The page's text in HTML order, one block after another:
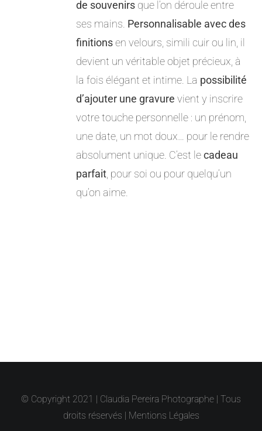
de souvenirs que l’on déroule entre
ses mains. Personnalisable avec des
finitionsen velours, simili cuir ou lin, il
devient un véritable objet précieux, à
la fois élégant et intime. La possibilité
d’ajouter une gravure vient y inscrire
votre touche personnelle : un prénom,
une date, un mot doux… pour le rendre
absolument unique. C’est lecadeau
parfait, pour soi ou pour quelqu’un
qu’on aime.
© Copyright 2021 | Claudia Pereira Photographe | Tous
droits réservés |
Mentions Légales